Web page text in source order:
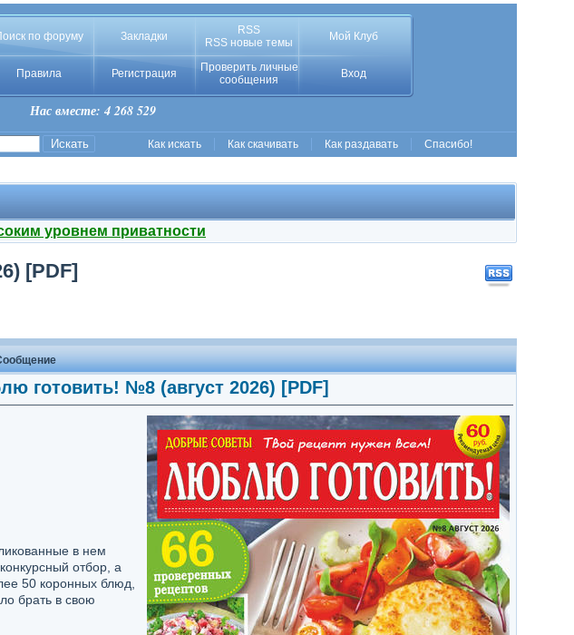
по форуму Закладки
RSS
RSS новые темы
Мой Клуб
Правила Регистрация
Проверить личные
сообщения
Вход
Нас вместе: 4 268 529
Как искать Как скачивать Как раздавать Спасибо!
уровнем приватности
[PDF]
готовить! №8 (август 2026) [PDF]
в нем
отбор, а
50 коронных блюд,
брать в свою